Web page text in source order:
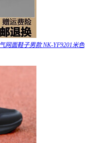
网面鞋子男款 NK-YF9201米色